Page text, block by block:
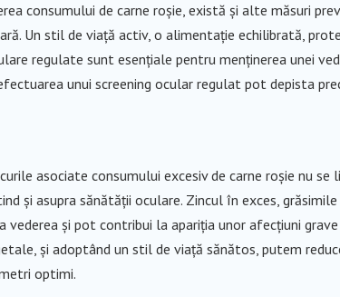
consumului de carne roșie, există și alte măsuri
Un stil de viață activ, o alimentație echilibrată,
regulate sunt esențiale pentru menținerea unei
unui screening ocular regulat pot depista
asociate consumului excesiv de carne roșie nu
și asupra sănătății oculare. Zincul în exces,
vederea și pot contribui la apariția unor afecțiuni
și adoptând un stil de viață sănătos, putem
optimi.